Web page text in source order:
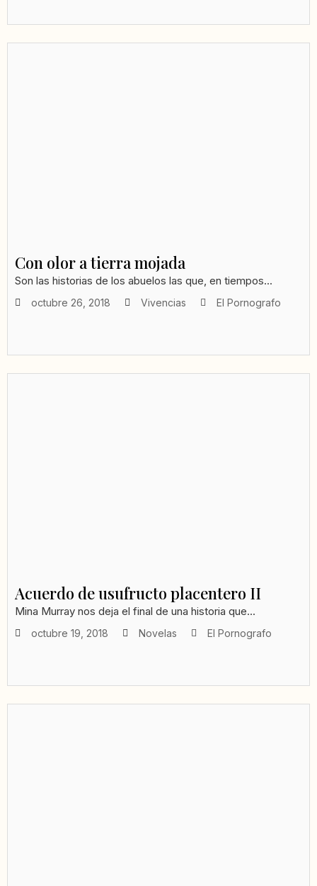
Con olor a tierra mojada
Son las historias de los abuelos las que, en tiempos...
octubre 26, 2018 Vivencias El Pornografo
Acuerdo de usufructo placentero II
Mina Murray nos deja el final de una historia que...
octubre 19, 2018 Novelas El Pornografo